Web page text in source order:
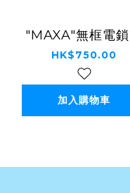
"MAXA"無框電
HK$750.00
加入購物車